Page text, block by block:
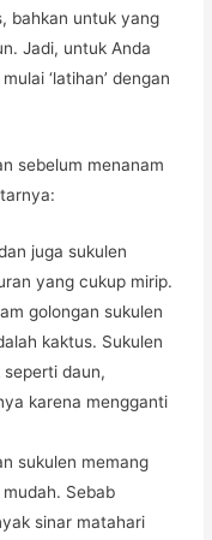
bahkan untuk yang
Jadi, untuk Anda
‘latihan’ dengan
sebelum menanam
juga sukulen
yang cukup mirip.
golongan sukulen
kaktus. Sukulen
daun,
karena mengganti
sukulen memang
Sebab
sinar matahari